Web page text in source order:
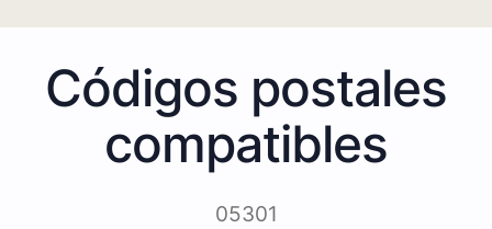
Códigos postales
compatibles
05301